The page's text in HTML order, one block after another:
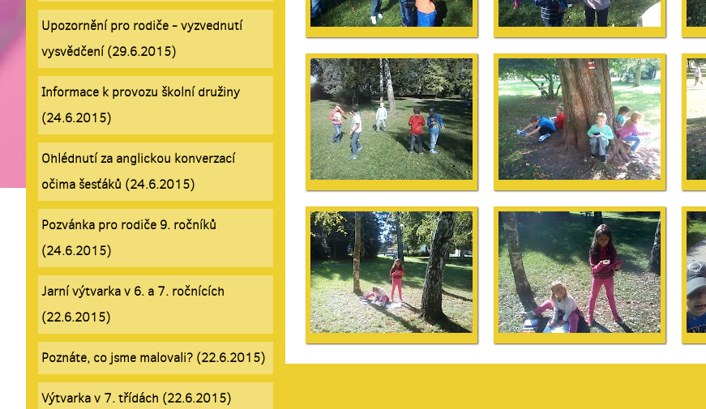
Upozornění pro rodiče - vyzvednutí
vysvědčení (29.6.2015)
Informace k provozu školní družiny
(24.6.2015)
Ohlédnutí za anglickou konverzací
očima šesťáků (24.6.2015)
Pozvánka pro rodiče 9. ročníků
(24.6.2015)
Jarní výtvarka v 6. a 7. ročnících
(22.6.2015)
Poznáte, co jsme malovali? (22.6.2015)
Výtvarka v 7. třídách (22.6.2015)